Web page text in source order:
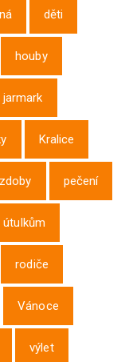
děti
houby
jarmark
Kralice
pečení
rodiče
Vánoce
výlet